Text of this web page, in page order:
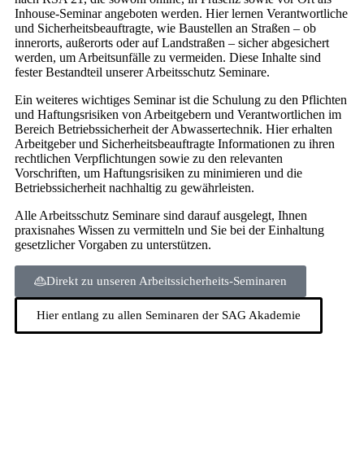
Inhouse-Seminar angeboten werden. Hier lernen Verantwortliche
und Sicherheitsbeauftragte, wie Baustellen an Straßen – ob
innerorts, außerorts oder auf Landstraßen – sicher abgesichert
werden, um Arbeitsunfälle zu vermeiden. Diese Inhalte sind
fester Bestandteil unserer Arbeitsschutz Seminare.
Ein weiteres wichtiges Seminar ist die Schulung zu den Pflichten
und Haftungsrisiken von Arbeitgebern und Verantwortlichen im
Bereich Betriebssicherheit der Abwassertechnik. Hier erhalten
Arbeitgeber und Sicherheitsbeauftragte Informationen zu ihren
rechtlichen Verpflichtungen sowie zu den relevanten
Vorschriften, um Haftungsrisiken zu minimieren und die
Betriebssicherheit nachhaltig zu gewährleisten.
Alle Arbeitsschutz Seminare sind darauf ausgelegt, Ihnen
praxisnahes Wissen zu vermitteln und Sie bei der Einhaltung
gesetzlicher Vorgaben zu unterstützen.
Direkt zu unseren Arbeitssicherheits-Seminaren
Hier entlang zu allen Seminaren der SAG Akademie